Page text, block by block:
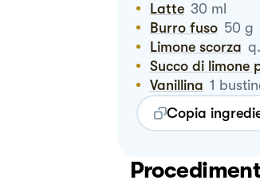
Latte 30 ml
Burro fuso 50 g
Limone scorza
Succo di limone
Vanillina 1
Copia